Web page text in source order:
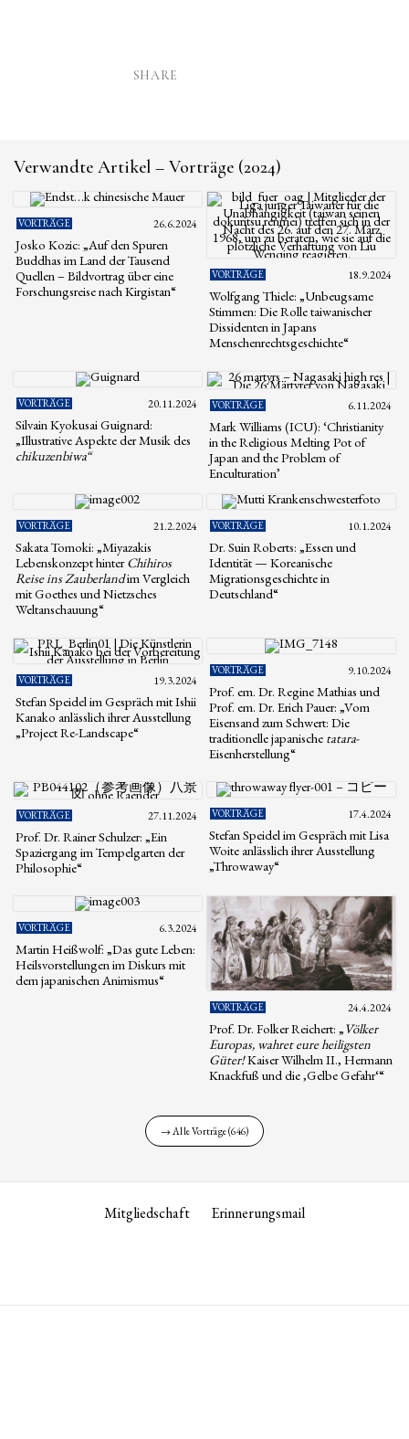
SHARE
Verwandte Artikel – Vorträge (2024)
VORTRÄGE 26.6.2024
Josko Kozic: „Auf den Spuren
Buddhas im Land der Tausend
Quellen – Bildvortrag über eine
Forschungsreise nach Kirgistan“
VORTRÄGE 18.9.2024
Wolfgang Thiele: „Unbeugsame
Stimmen: Die Rolle taiwanischer
Dissidenten in Japans
Menschenrechtsgeschichte“
VORTRÄGE 20.11.2024
Silvain Kyokusai Guignard:
„Illustrative Aspekte der Musik des
chikuzenbiwa“
VORTRÄGE 6.11.2024
Mark Williams (ICU): ‘Christianity
in the Religious Melting Pot of
Japan and the Problem of
Enculturation’
VORTRÄGE 21.2.2024
Sakata Tomoki: „Miyazakis
Lebenskonzept hinterChihiros
Reise ins Zauberlandim Vergleich
mit Goethes und Nietzsches
Weltanschauung“
VORTRÄGE 10.1.2024
Dr. Suin Roberts: „Essen und
Identität — Koreanische
Migrationsgeschichte in
Deutschland“
VORTRÄGE 19.3.2024
Stefan Speidel im Gespräch mit Ishii
Kanako anlässlich ihrer Ausstellung
„Project Re-Landscape“
VORTRÄGE 9.10.2024
Prof. em. Dr. Regine Mathias und
Prof. em. Dr. Erich Pauer: „Vom
Eisensand zum Schwert: Die
traditionelle japanische tatara-
Eisenherstellung“
VORTRÄGE 27.11.2024
Prof. Dr. Rainer Schulzer: „Ein
Spaziergang im Tempelgarten der
Philosophie“
VORTRÄGE 17.4.2024
Stefan Speidel im Gespräch mit Lisa
Woite anlässlich ihrer Ausstellung
„Throwaway“
VORTRÄGE 6.3.2024
Martin Heißwolf: „Das gute Leben:
Heilsvorstellungen im Diskurs mit
dem japanischen Animismus“
VORTRÄGE 24.4.2024
Prof. Dr. Folker Reichert: „Völker
Europas, wahret eure heiligsten
Güter!Kaiser Wilhelm II., Hermann
Knackfuß und die ‚Gelbe Gefahr‘“
→ Alle Vorträge (646)
Mitgliedschaft Erinnerungsmail